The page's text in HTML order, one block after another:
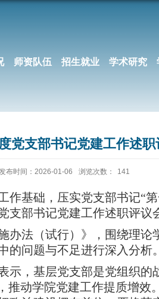
师资队伍 招生就业 学术研究
党支部书记党建工作述
布时间：2026-01-06 浏览次数： 141
作基础，压实党支部书记“
支部书记党建工作述职评议
办法（试行）》，围绕理
问题与不足进行深入分析。
示，基层党支部是党组织的
推动学院党建工作提质增效。